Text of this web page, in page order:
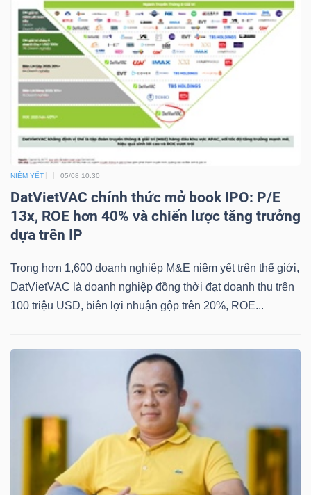
NIÊM YẾT 05/08 10:30
DatVietVAC chính thức mở book IPO: P/E
13x, ROE hơn 40% và chiến lược tăng trưởng
dựa trên IP
Trong hơn 1,600 doanh nghiệp M&E niêm yết trên thế giới,
DatVietVAC là doanh nghiệp đồng thời đạt doanh thu trên
100 triệu USD, biên lợi nhuận gộp trên 20%, ROE...
YẾU
TIÊU
DÙNG
THIẾT
YẾU
CHĂM
SỨC
KHỎE
CÔNG